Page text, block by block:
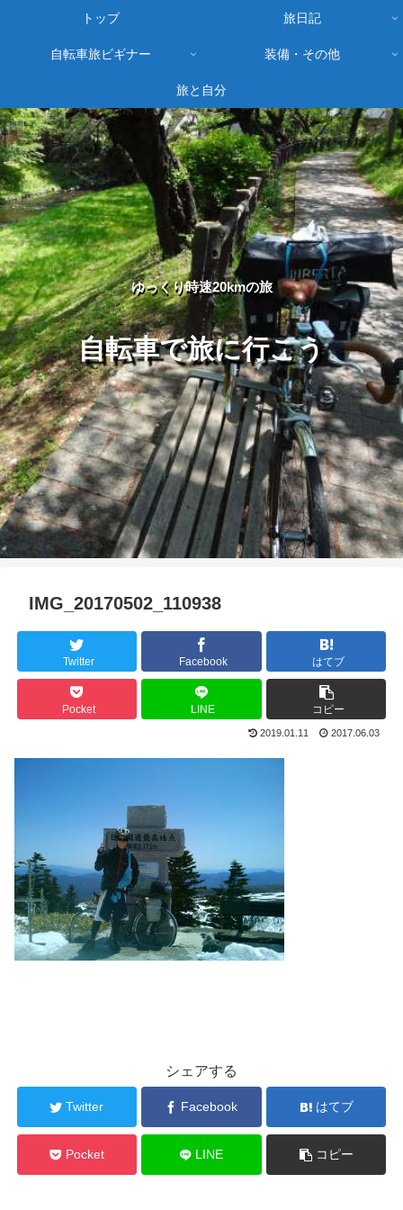
ゆっくり時速20kmの旅
自転車で旅に行こう
トップ 旅日記
自転車旅ビギナー 装備・その他
旅と自分
IMG_20170502_110938
Twitter Facebook はてブ
Pocket LINE コピー
2019.01.11 2017.06.03
シェアする
Twitter Facebook はてブ
Pocket LINE コピー